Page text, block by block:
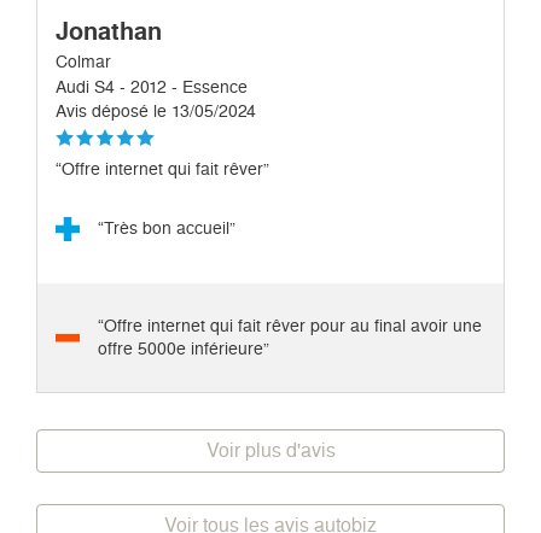
Jonathan
Colmar
Audi S4 - 2012 - Essence
Avis déposé le 13/05/2024
“Offre internet qui fait rêver”
“Très bon accueil”
“Offre internet qui fait rêver pour au final avoir une
offre 5000e inférieure”
Voir plus d'avis
Voir tous les avis autobiz